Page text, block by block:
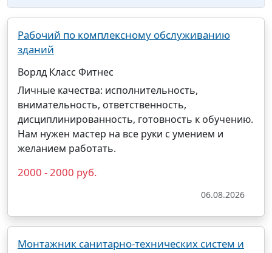
Рабочий по комплексному обслуживанию
зданий
Ворлд Класс Фитнес
Личные качества: исполнительность,
внимательность, ответственность,
дисциплинированность, готовность к обучению.
Нам нужен мастер на все руки с умением и
желанием работать.
2000 - 2000 руб.
06.08.2026
Монтажник санитарно-технических систем и